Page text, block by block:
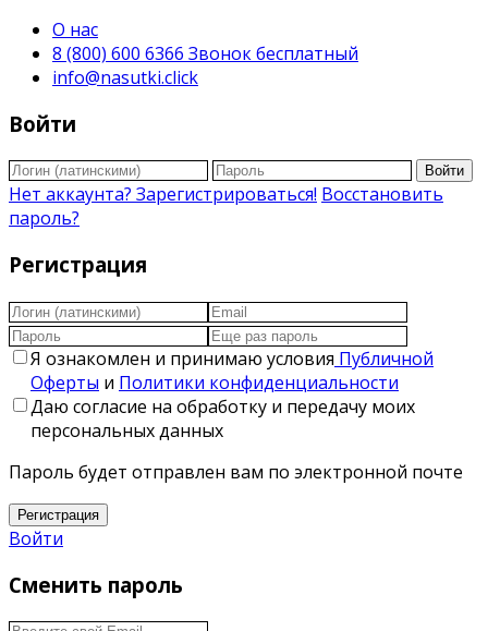
О нас
8 (800) 600 6366 Звонок бесплатный
info@nasutki.click
Войти
Войти
Нет аккаунта? Зарегистрироваться! Восстановить
пароль?
Регистрация
Я ознакомлен и принимаю условия Публичной
Оферты и Политики конфиденциальности
Даю согласие на обработку и передачу моих
персональных данных
Пароль будет отправлен вам по электронной почте
Регистрация
Войти
Сменить пароль